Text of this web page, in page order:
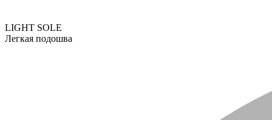
LIGHT SOLE
Легкая подошва